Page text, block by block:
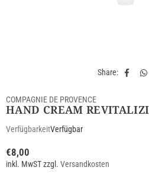
Share:
COMPAGNIE DE PROVENCE
HAND CREAM
VerfügbarkeitVerfügbar
Normaler
Preis
€8,00
inkl. MwST zzgl. Versandkosten